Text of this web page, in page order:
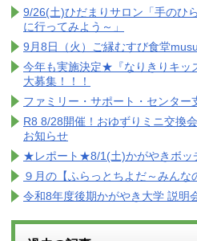
9/26(土)ひだまりサロン「手のひ
に行ってみよう～」
9月8日（火）ご縁むすび食堂
今年も実施決定★『なりきりキッ
大募集！！！
ファミリー・サポート・センタ
R8 8/28開催！おゆずりミニ交換
お知らせ
★レポート★8/1(土)かがやきボッ
９月の【ふらっとちよだ～みんな
令和8年度後期かがやき大学 説明